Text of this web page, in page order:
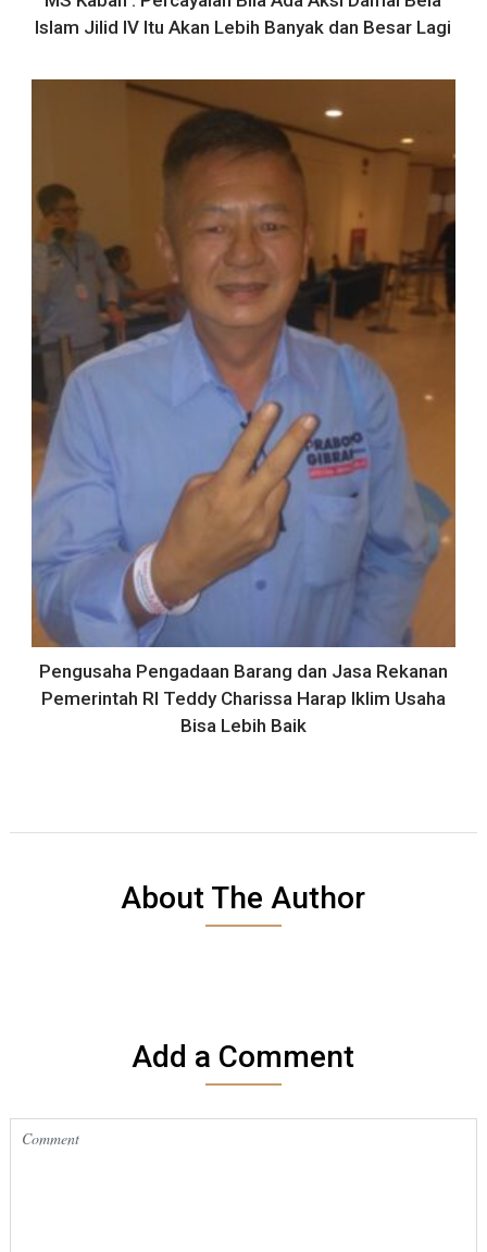
Islam Jilid lV Itu Akan Lebih Banyak dan Besar Lagi
Pengusaha Pengadaan Barang dan Jasa Rekanan
Pemerintah RI Teddy Charissa Harap Iklim Usaha
Bisa Lebih Baik
About The Author
Add a Comment